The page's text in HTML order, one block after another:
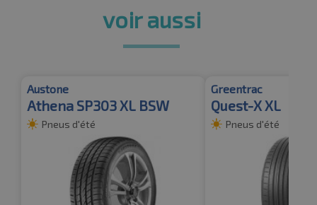
voir aussi
Austone
Athena SP303 XL BSW
Pneus d'été
Greentrac
Quest-X XL
Pneus d'été